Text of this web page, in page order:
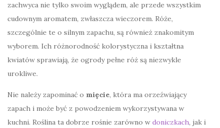
zachwyca nie tylko swoim wyglądem, ale przede wszystkim
cudownym aromatem, zwłaszcza wieczorem. Róże,
szczególnie te o silnym zapachu, są również znakomitym
wyborem. Ich różnorodność kolorystyczna i kształtna
kwiatów sprawiają, że ogrody pełne róż są niezwykle
urokliwe.
Nie należy zapominać o mięcie, która ma orzeźwiający
zapach i może być z powodzeniem wykorzystywana w
kuchni. Roślina ta dobrze rośnie zarówno w doniczkach, jak i